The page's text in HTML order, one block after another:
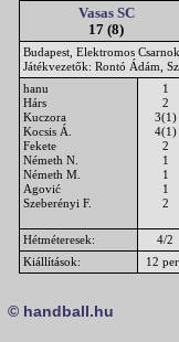
Vasas SC
17 (8)
Budapest, Elektromos
Játékvezetők: Rontó Ádám,
hanu
Hárs
Kuczora
Kocsis Á.
Fekete
Németh N.
Németh M.
Agović
Szeberényi F.
1
2
3(1)
4(1)
2
1
1
1
2
Hétméteresek:
4/2
Kiállítások:
12
© handball.hu